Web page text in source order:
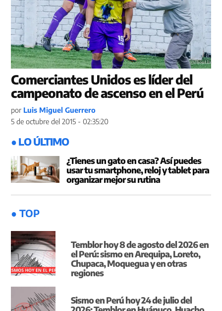
Comerciantes Unidos es líder del
campeonato de ascenso en el Perú
por Luis Miguel Guerrero
5 de octubre del 2015 - 02:35:20
● LO ÚLTIMO
¿Tienes un gato en casa? Así puedes
usar tu smartphone, reloj y tablet para
organizar mejor su rutina
● TOP
Temblor hoy 8 de agosto del 2026 en
el Perú: sismo en Arequipa, Loreto,
Chupaca, Moquegua y en otras
regiones
Sismo en Perú hoy 24 de julio del